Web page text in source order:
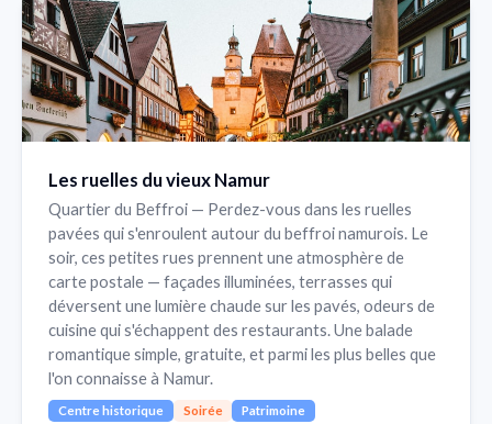
Les ruelles du vieux Namur
Quartier du Beffroi — Perdez-vous dans les ruelles
pavées qui s'enroulent autour du beffroi namurois. Le
soir, ces petites rues prennent une atmosphère de
carte postale — façades illuminées, terrasses qui
déversent une lumière chaude sur les pavés, odeurs de
cuisine qui s'échappent des restaurants. Une balade
romantique simple, gratuite, et parmi les plus belles que
l'on connaisse à Namur.
Centre historique Soirée Patrimoine